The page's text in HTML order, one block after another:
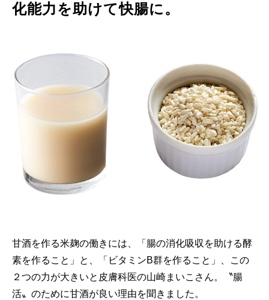
化能力を助けて快腸に。
甘酒を作る米麹の働きには、「腸の消化吸収を助ける酵
素を作ること」と、「ビタミンB群を作ること」、この
２つの力が大きいと皮膚科医の山崎まいこさん。〝腸
活〟のために甘酒が良い理由を聞きました。